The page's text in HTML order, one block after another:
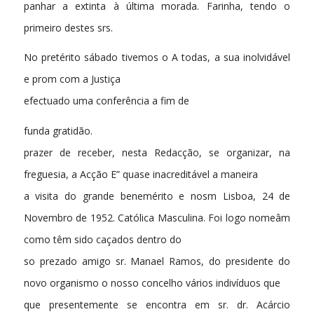
panhar a extinta à última morada. Farinha, tendo o
primeiro destes srs.
No pretérito sábado tivemos o A todas, a sua inolvidável
e prom com a Justiça
efectuado uma conferência a fim de
funda gratidão.
prazer de receber, nesta Redacção, se organizar, na
freguesia, a Acção E” quase inacreditável a maneira
a visita do grande benemérito e nosm Lisboa, 24 de
Novembro de 1952. Católica Masculina. Foi logo nomeâm
como têm sido caçados dentro do
so prezado amigo sr. Manael Ramos, do presidente do
novo organismo o nosso concelho vários indivíduos que
que presentemente se encontra em sr. dr. Acárcio